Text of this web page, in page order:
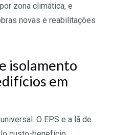
zona climática, e
novas e reabilitações
isolamento
em
O EPS e a lã de